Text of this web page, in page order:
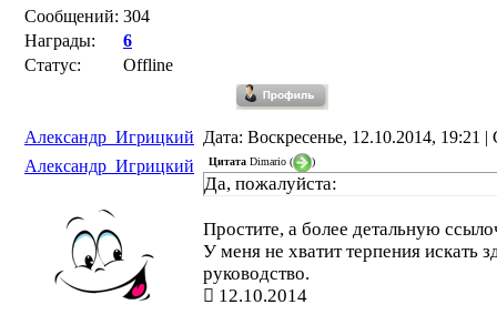
Сообщений: 304
Награды:
6
Статус:
Offline
Александр_Игрицкий Дата: Воскресенье, 12.10.2014, 19:21
Александр_Игрицкий
Цитата Dimario ( )
Да, пожалуйста:
Простите, а более детальную
У меня не хватит терпения искать
руководство.
12.10.2014